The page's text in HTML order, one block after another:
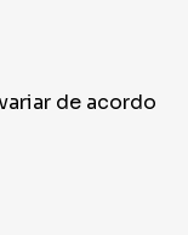
de acordo